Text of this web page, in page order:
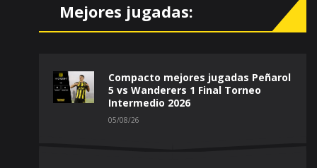
Mejores jugadas:
Compacto mejores jugadas Peñarol
5 vs Wanderers 1 Final Torneo
Intermedio 2026
05/08/26